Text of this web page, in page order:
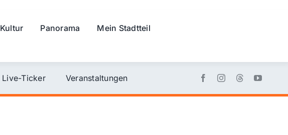
Kultur Panorama
Mein Stadtteil
Live-Ticker Veranstaltungen